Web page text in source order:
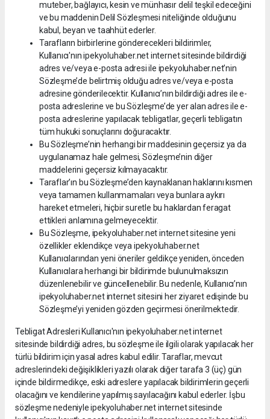
muteber, bağlayıcı, kesin ve münhasır delil teşkil edeceğini
ve bu maddenin Delil Sözleşmesi niteliğinde olduğunu
kabul, beyan ve taahhüt ederler.
Tarafların birbirlerine gönderecekleri bildirimler,
Kullanıcı'nın ipekyoluhaber.net internet sitesinde bildirdiği
adres ve/veya e-posta adresi ile ipekyoluhaber.net’nin
Sözleşme’de belirtmiş olduğu adres ve/veya e-posta
adresine gönderilecektir. Kullanıcı’nın bildirdiği adres ile e-
posta adreslerine ve bu Sözleşme’de yer alan adres ile e-
posta adreslerine yapılacak tebligatlar, geçerli tebligatın
tüm hukuki sonuçlarını doğuracaktır.
Bu Sözleşme’nin herhangi bir maddesinin geçersiz ya da
uygulanamaz hale gelmesi, Sözleşme’nin diğer
maddelerini geçersiz kılmayacaktır.
Taraflar’ın bu Sözleşme’den kaynaklanan haklarını kısmen
veya tamamen kullanmamaları veya bunlara aykırı
hareket etmeleri, hiçbir suretle bu haklardan feragat
ettikleri anlamına gelmeyecektir.
Bu Sözleşme, ipekyoluhaber.net internet sitesine yeni
özellikler eklendikçe veya ipekyoluhaber.net
Kullanıcılarından yeni öneriler geldikçe yeniden, önceden
Kullanıcılara herhangi bir bildirimde bulunulmaksızın
düzenlenebilir ve güncellenebilir. Bu nedenle, Kullanıcı’nın
ipekyoluhaber.net internet sitesini her ziyaret edişinde bu
Sözleşme’yi yeniden gözden geçirmesi önerilmektedir.
Tebligat Adresleri Kullanıcı'nın ipekyoluhaber.net internet
sitesinde bildirdiği adres, bu sözleşme ile ilgili olarak yapılacak her
türlü bildirim için yasal adres kabul edilir. Taraflar, mevcut
adreslerindeki değişiklikleri yazılı olarak diğer tarafa 3 (üç) gün
içinde bildirmedikçe, eski adreslere yapılacak bildirimlerin geçerli
olacağını ve kendilerine yapılmış sayılacağını kabul ederler. İşbu
sözleşme nedeniyle ipekyoluhaber.net internet sitesinde